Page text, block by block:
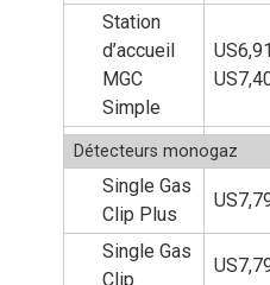
Station
d’accueil
MGC
Simple
Détecteurs monogaz
Single Gas
Clip Plus
Single Gas
Clip